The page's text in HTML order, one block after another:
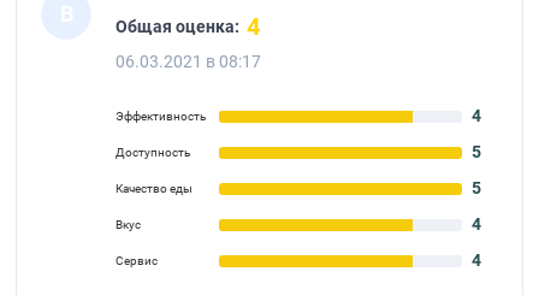
В Общая оценка: 4
06.03.2021 в 08:17
Эффективность 4
Доступность 5
Качество еды 5
Вкус 4
Сервис 4